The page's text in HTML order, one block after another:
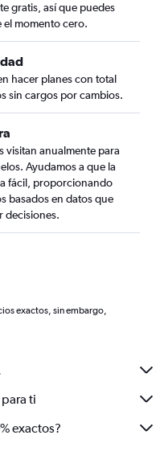
gratis, así que puedes
el momento cero.
hacer planes con total
sin cargos por cambios.
visitan anualmente para
Ayudamos a que la
fácil, proporcionando
basados en datos que
decisiones.
exactos, sin embargo,
ti
exactos?